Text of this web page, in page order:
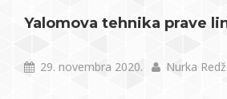
Yalomova tehnika prave
29. novembra 2020. Nurka